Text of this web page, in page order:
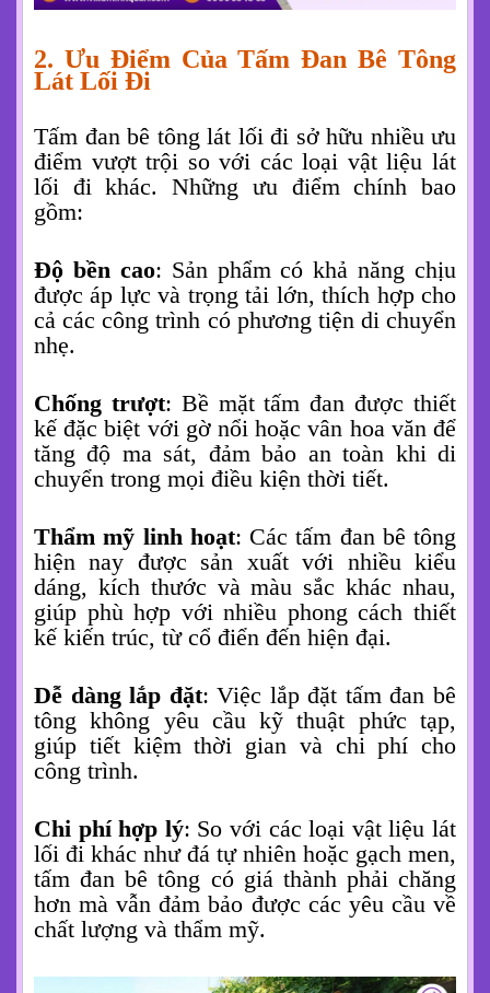
2. Ưu Điểm Của Tấm Đan Bê Tông
Lát Lối Đi
Tấm đan bê tông lát lối đi sở hữu nhiều ưu
điểm vượt trội so với các loại vật liệu lát
lối đi khác. Những ưu điểm chính bao
gồm:
Độ bền cao: Sản phẩm có khả năng chịu
được áp lực và trọng tải lớn, thích hợp cho
cả các công trình có phương tiện di chuyển
nhẹ.
Chống trượt: Bề mặt tấm đan được thiết
kế đặc biệt với gờ nổi hoặc vân hoa văn để
tăng độ ma sát, đảm bảo an toàn khi di
chuyển trong mọi điều kiện thời tiết.
Thẩm mỹ linh hoạt: Các tấm đan bê tông
hiện nay được sản xuất với nhiều kiểu
dáng, kích thước và màu sắc khác nhau,
giúp phù hợp với nhiều phong cách thiết
kế kiến trúc, từ cổ điển đến hiện đại.
Dễ dàng lắp đặt: Việc lắp đặt tấm đan bê
tông không yêu cầu kỹ thuật phức tạp,
giúp tiết kiệm thời gian và chi phí cho
công trình.
Chi phí hợp lý: So với các loại vật liệu lát
lối đi khác như đá tự nhiên hoặc gạch men,
tấm đan bê tông có giá thành phải chăng
hơn mà vẫn đảm bảo được các yêu cầu về
chất lượng và thẩm mỹ.